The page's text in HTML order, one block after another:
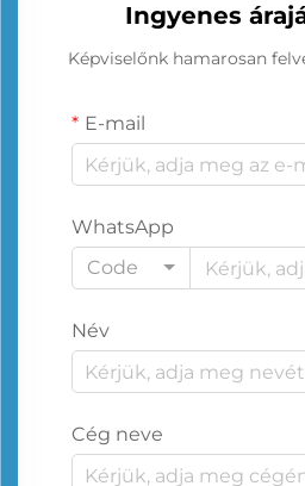
Ingyenes
Képviselőnk hamarosan
E-mail
WhatsApp
Code
Név
Cég neve